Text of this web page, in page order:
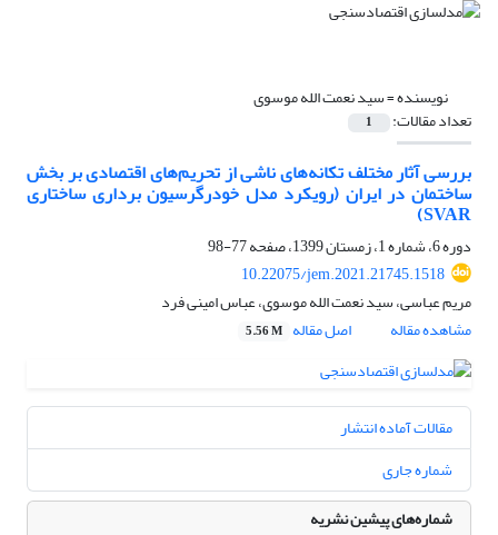
نویسنده =سید نعمت الله موسوی
تعداد مقالات: 1
بررسی آثار مختلف تکانه‌های ناشی از تحریم‌های اقتصادی بر بخش
ساختمان در ایران (رویکرد مدل خودرگرسیون برداری ساختاری
SVAR)
دوره 6، شماره 1، زمستان 1399، صفحه
77-98
10.22075/jem.2021.21745.1518
مریم عباسی، سید نعمت الله موسوی، عباس امینی فرد
مشاهده مقاله
اصل مقاله 5.56 M
مقالات آماده انتشار
شماره جاری
شماره‌های پیشین نشریه